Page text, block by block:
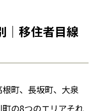
｜移住者目線
町、長坂町、大泉
の8つのエリアそれ